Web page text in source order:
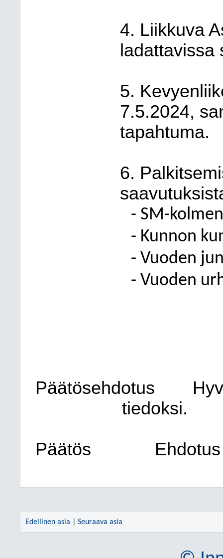
4. Liikkuva
5.
7.5.2024,
tapahtuma.
6.
- SM-
- Kunnon
- Vuoden
- Vuoden
Päätösehdotus
tiedoksi.
Päätös
Edellinen asia Seuraava asia